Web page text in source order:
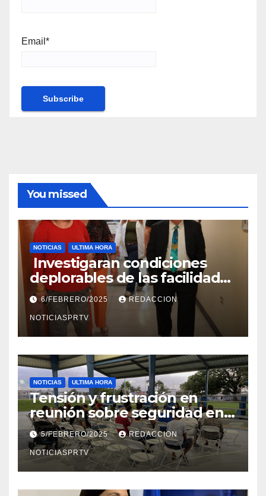
Email*
You missed
NOTICIAS ULTIMA HORA
Investigaran condiciones
deplorables de las facilidades
el Departamento de la Salud
en Mayagüez
6/FEBRERO/2025 REDACCION
NOTICIASPRTV
NOTICIAS ULTIMA HORA
Tensión y frustración en
reunión sobre seguridad en
Reparto Metropolitano
5/FEBRERO/2025 REDACCION
NOTICIASPRTV